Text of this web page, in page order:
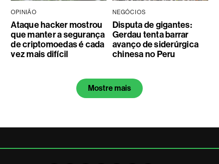
OPINIÃO
Ataque hacker mostrou
que manter a segurança
de criptomoedas é cada
vez mais difícil
NEGÓCIOS
Disputa de gigantes:
Gerdau tenta barrar
avanço de siderúrgica
chinesa no Peru
Mostre mais